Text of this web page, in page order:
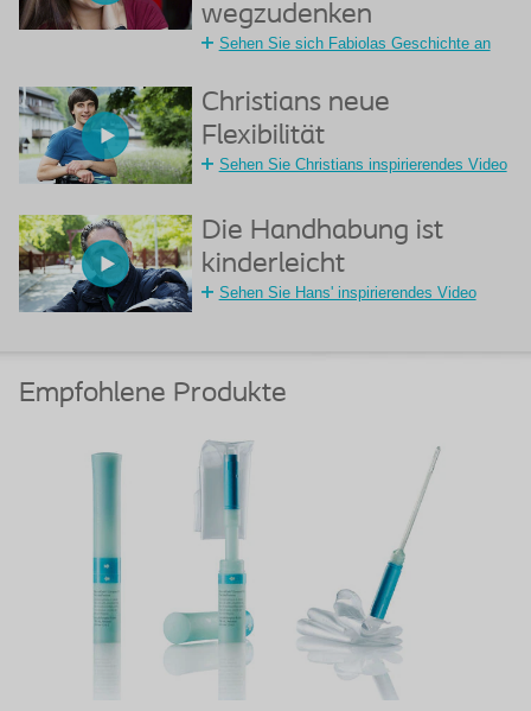
wegzudenken
Sehen Sie sich Fabiolas Geschichte an
Christians neue
Flexibilität
Sehen Sie Christians inspirierendes Video
Die Handhabung ist
kinderleicht
Sehen Sie Hans' inspirierendes Video
Empfohlene Produkte